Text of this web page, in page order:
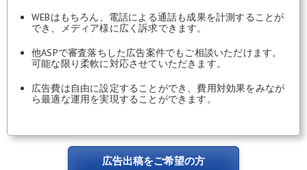
WEBはもちろん、電話による通話も成果を計測することが
でき、メディア様に広く訴求できます。
他ASPで審査落ちした広告案件でもご相談いただけます。
可能な限り柔軟に対応させていただきます。
広告費は自由に設定することができ、費用対効果をみなが
ら最適な運用を実現することができます。
広告出稿をご希望の方